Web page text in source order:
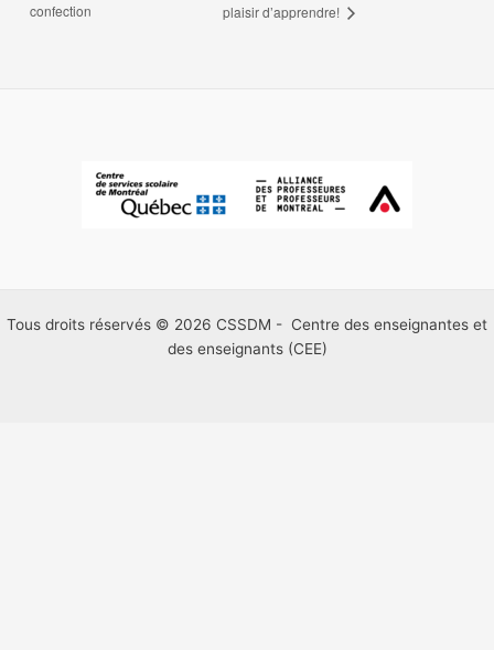
confection
plaisir d’apprendre!
Tous droits réservés © 2026 CSSDM - Centre des enseignantes et
des enseignants (CEE)